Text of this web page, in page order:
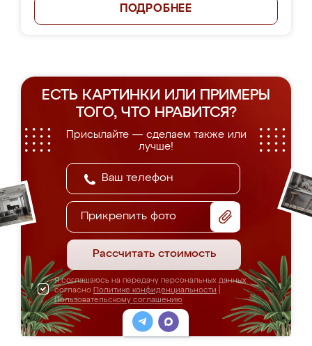
ПОДРОБНЕЕ
ЕСТЬ КАРТИНКИ ИЛИ ПРИМЕРЫ
ТОГО, ЧТО НРАВИТСЯ?
Присылайте — сделаем также или
лучше!
Прикрепить фото
Рассчитать стоимость
Я соглашаюсь на передачу персональных данных
согласно Политике конфиденциальности
Пользовательскому соглашению